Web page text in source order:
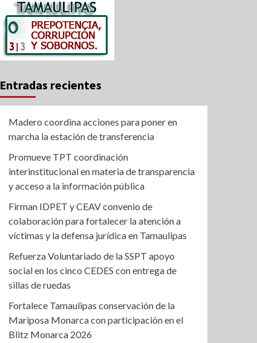
Entradas recientes
Madero coordina acciones para poner en
marcha la estación de transferencia
Promueve TPT coordinación
interinstitucional en materia de transparencia
y acceso a la información pública
Firman IDPET y CEAV convenio de
colaboración para fortalecer la atención a
víctimas y la defensa jurídica en Tamaulipas
Refuerza Voluntariado de la SSPT apoyo
social en los cinco CEDES con entrega de
sillas de ruedas
Fortalece Tamaulipas conservación de la
Mariposa Monarca con participación en el
Blitz Monarca 2026